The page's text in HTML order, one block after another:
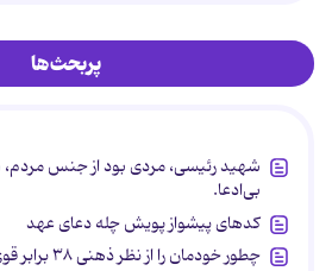
پربحث‌ها
شهید رئیسی، مردی بود از جنس مردم،
بی‌ادعا.
کدهای پیشواز پویش چله دعای عهد
چطور خودمان را از نظر ذهنی ۳۸ برابر قوی‌تر کنیم؟